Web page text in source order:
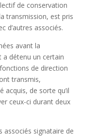
de conservation
transmission, est pris
d’autres associés.
avant la
détenu un certain
de direction
transmis,
acquis, de sorte qu’il
ceux-ci durant deux
associés signataire de